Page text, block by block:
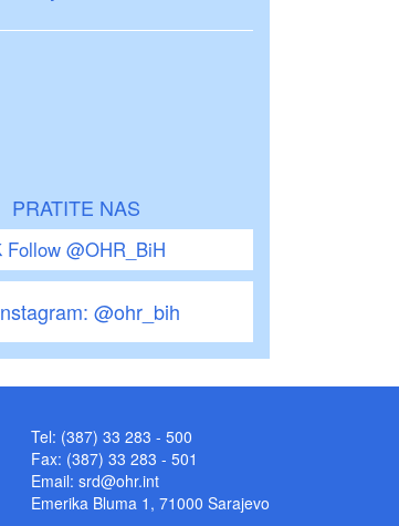
PRATITE NAS
Follow @OHR_BiH
@ohr_bih
Tel: (387) 33 283 - 500
Fax: (387) 33 283 - 501
Email: srd@ohr.int
Emerika Bluma 1, 71000 Sarajevo